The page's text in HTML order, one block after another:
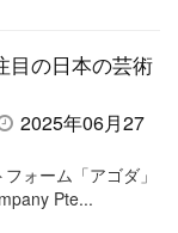
目の日本の芸術
2025年06月27
ォーム「アゴダ」
Pte...